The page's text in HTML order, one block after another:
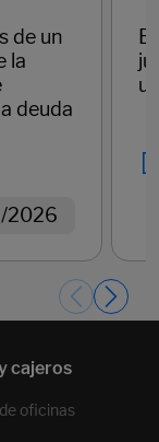
de un
la
deuda
2026
oficinas